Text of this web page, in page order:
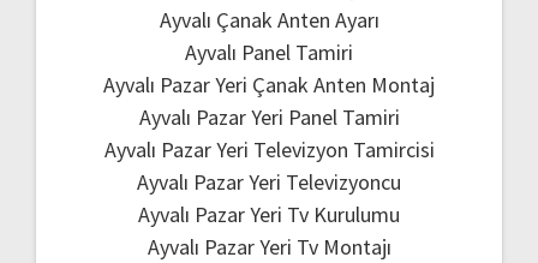
Ayvalı Çanak Anten Ayarı
Ayvalı Panel Tamiri
Ayvalı Pazar Yeri Çanak Anten Montaj
Ayvalı Pazar Yeri Panel Tamiri
Ayvalı Pazar Yeri Televizyon Tamircisi
Ayvalı Pazar Yeri Televizyoncu
Ayvalı Pazar Yeri Tv Kurulumu
Ayvalı Pazar Yeri Tv Montajı